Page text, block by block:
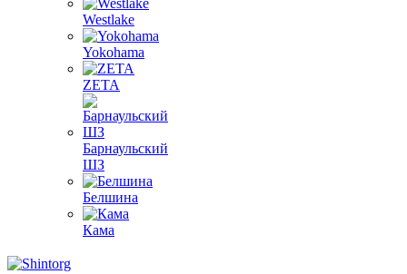
Westlake
Yokohama
ZETA
Барнаульский
ШЗ
Белшина
Кама